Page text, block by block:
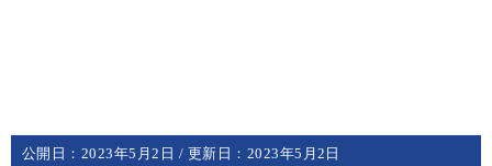
公開日： 2023年5月2日 / 更新日： 2023年5月2日